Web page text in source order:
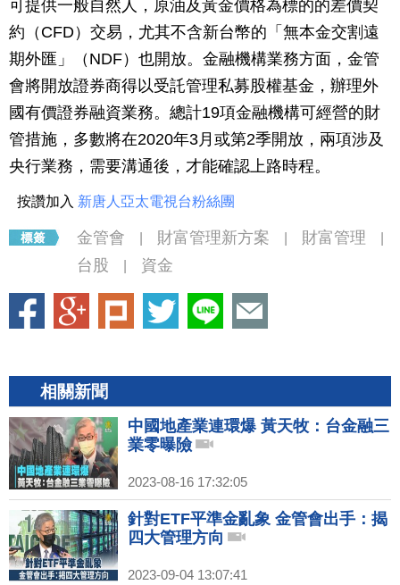
可提供一般自然人，原油及黃金價格為標的的差價契
約（CFD）交易，尤其不含新台幣的「無本金交割遠
期外匯」（NDF）也開放。金融機構業務方面，金管
會將開放證券商得以受託管理私募股權基金，辦理外
國有價證券融資業務。總計19項金融機構可經營的財
管措施，多數將在2020年3月或第2季開放，兩項涉及
央行業務，需要溝通後，才能確認上路時程。
按讚加入 新唐人亞太電視台粉絲團
金管會 財富管理新方案 財富管理
台股 資金
相關新聞
中國地產業連環爆 黃天牧：台金融三
業零曝險
2023-08-16 17:32:05
針對ETF平準金亂象 金管會出手：揭
四大管理方向
2023-09-04 13:07:41